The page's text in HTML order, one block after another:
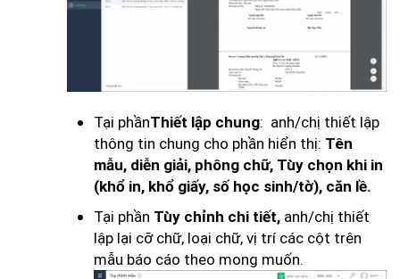
Tại phầnThiết lập chung: anh/chị thiết lập
thông tin chung cho phần hiển thị: Tên
mẫu, diễn giải, phông chữ, Tùy chọn khi in
(khổ in, khổ giấy, số học sinh/tờ), căn lề.
Tại phần Tùy chỉnh chi tiết, anh/chị thiết
lập lại cỡ chữ, loại chữ, vị trí các cột trên
mẫu báo cáo theo mong muốn.